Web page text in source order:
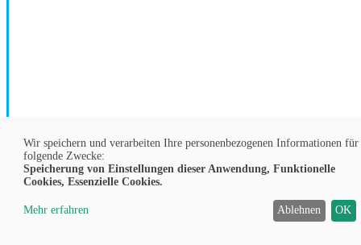
DE
Wir speichern und verarbeiten Ihre personenbezogenen Informationen für
folgende Zwecke:
Speicherung von Einstellungen dieser Anwendung, Funktionelle
Cookies, Essenzielle Cookies.
Mehr erfahren Ablehnen OK